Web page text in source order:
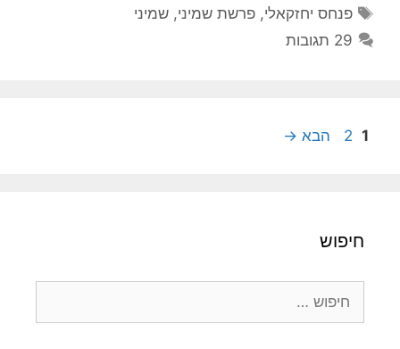
תגיות
פנחס יחזקאלי,פרשת שמיני,שמיני
29 תגובות
עמוד
1 עמוד
2 הבא →
חיפוש